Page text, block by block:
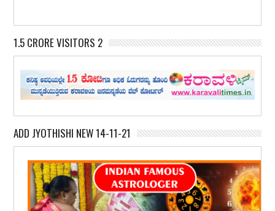
1.5 CRORE VISITORS 2
ADD JYOTHISHI NEW 14-11-21